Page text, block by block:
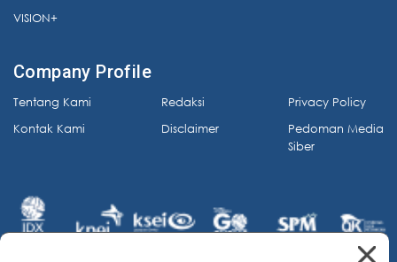
VISION+
Company Profile
Tentang Kami
Kontak Kami
Redaksi
Disclaimer
Privacy Policy
Pedoman Media
Siber